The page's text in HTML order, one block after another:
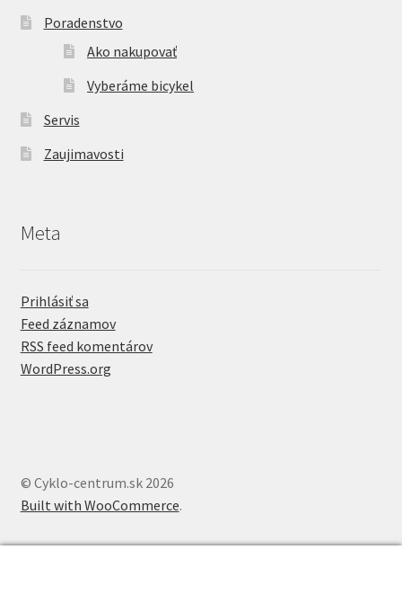
Poradenstvo
Ako nakupovať
Vyberáme bicykel
Servis
Zaujimavosti
Meta
Prihlásiť sa
Feed záznamov
RSS feed komentárov
WordPress.org
© Cyklo-centrum.sk 2026
Built with WooCommerce.